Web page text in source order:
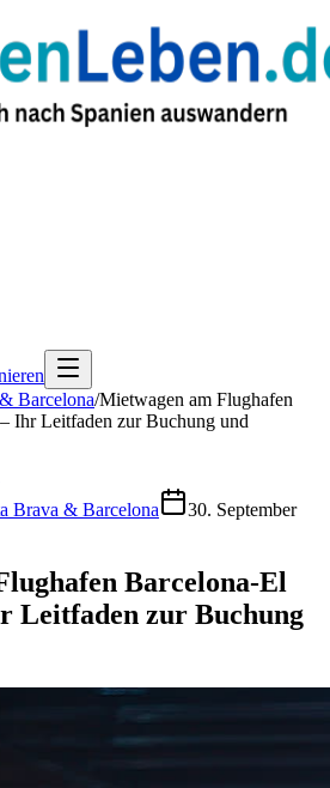
Barcelona/Mietwagen am Flughafen
Ihr Leitfaden zur Buchung und
Brava & Barcelona
30. September
Barcelona-El
Leitfaden zur Buchung